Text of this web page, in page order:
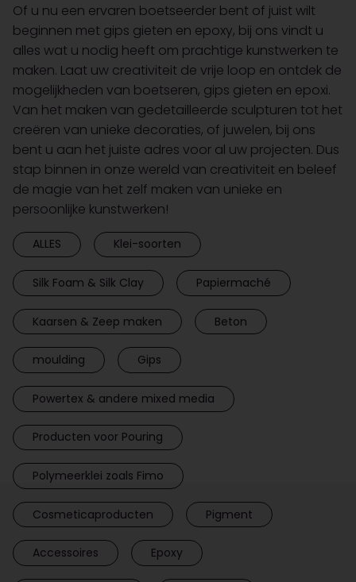
Of u nu een ervaren boetseerder bent of juist wilt
beginnen met gips gieten en epoxy, bij ons vindt u
alles wat u nodig heeft om prachtige kunstwerken te
maken. Laat uw creativiteit de vrije loop en ontdek de
mogelijkheden van boetseren, gips gieten en epoxi.
Van het maken van gedetailleerde sculpturen tot het
creëren van unieke decoraties, of juwelen, bij ons
bent u aan het juiste adres voor al uw projecten. Dus
stap binnen in onze wereld van creativiteit en beleef
de magie van het zelf maken van unieke en
persoonlijke kunstwerken!
ALLES Klei-soorten
Silk Foam & Silk Clay Papiermaché
Kaarsen & Zeep maken Beton
moulding Gips
Powertex & andere mixed media
Producten voor Pouring
Polymeerklei zoals Fimo
Cosmeticaproducten Pigment
Accessoires Epoxy